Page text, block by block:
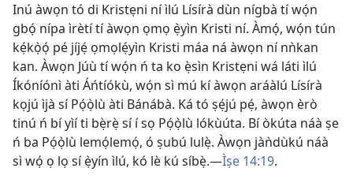
Inú àwọn tó di Kristẹni ní ìlú Lísírà dùn nígbà tí wọ́n
gbọ́ nípa ìrètí tí àwọn ọmọ ẹ̀yìn Kristi ní. Àmọ́, wọ́n tún
kẹ́kọ̀ọ́ pé jíjẹ́ ọmọlẹ́yìn Kristi máa ná àwọn ní nǹkan
kan. Àwọn Júù tí wọ́n ń ta ko ẹ̀sìn Kristẹni wá láti ìlú
Íkóníónì àti Áńtíókù, wọ́n sì mú kí àwọn aráàlú Lísírà
kọjú ìjà sí Pọ́ọ̀lù àti Bánábà. Ká tó ṣẹ́jú pẹ́, àwọn èrò
tinú ń bí yìí ti bẹ̀rẹ̀ sí í sọ Pọ́ọ̀lù lókùúta. Bí òkúta náà ṣe
ń ba Pọ́ọ̀lù lemọ́lemọ́, ó ṣubú lulẹ̀. Àwọn jàǹdùkú náà
sì wọ́ ọ lọ sí ẹ̀yín ìlú, kó lè kú síbẹ̀.—Ìṣe 14:19.